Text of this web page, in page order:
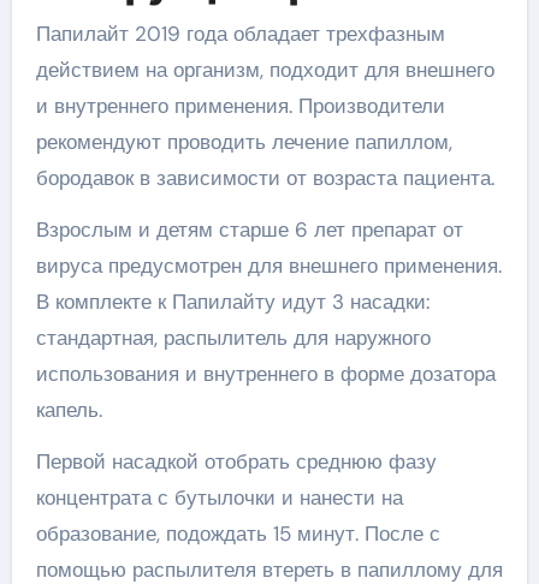
Папилайт 2019 года обладает трехфазным
действием на организм, подходит для внешнего
и внутреннего применения. Производители
рекомендуют проводить лечение папиллом,
бородавок в зависимости от возраста пациента.
Взрослым и детям старше 6 лет препарат от
вируса предусмотрен для внешнего применения.
В комплекте к Папилайту идут 3 насадки:
стандартная, распылитель для наружного
использования и внутреннего в форме дозатора
капель.
Первой насадкой отобрать среднюю фазу
концентрата с бутылочки и нанести на
образование, подождать 15 минут. После с
помощью распылителя втереть в папиллому для